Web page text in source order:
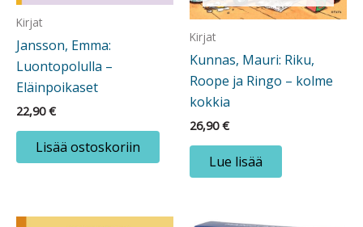
Kirjat
Jansson, Emma:
Luontopolulla –
Eläinpoikaset
22,90€
Lisää ostoskoriin
Kirjat
Kunnas, Mauri: Riku,
Roope ja Ringo – kolme
kokkia
26,90€
Lue lisää